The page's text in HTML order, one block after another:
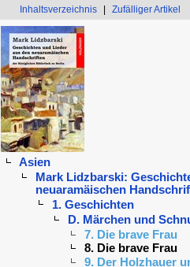
Inhaltsverzeichnis Zufälliger Artikel
Asien
Mark Lidzbarski:
neuaramäischen
1. Geschichten
D. Märchen und
7. Die brave Frau
8. Die brave Frau
9. Der Holzhauer